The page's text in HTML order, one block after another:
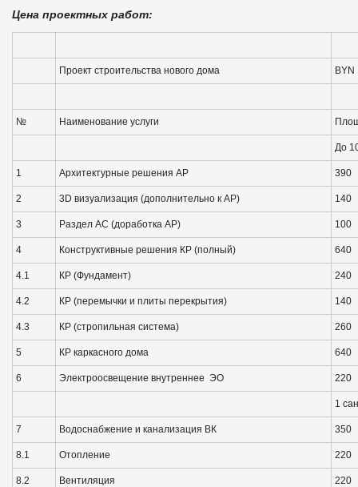
Цена проектных работ:
Проект строительства нового дома BYN
№ Наименование услуги
До
1 Архитектурные решения АР 390
2 3D визуализация (дополнительно к АР) 140
3 Раздел АС (доработка АР) 100
4 Конструктивные решения КР (полный) 640
4.1 КР (Фундамент) 240
4.2 КР (перемычки и плиты перекрытия) 140
4.3 КР (стропильная система) 260
5 КР каркасного дома 640
6 Электроосвещение внутреннее ЭО 220
1
7 Водоснабжение и канализация ВК 350
8.1 Отопление 220
8.2 Вентиляция 220